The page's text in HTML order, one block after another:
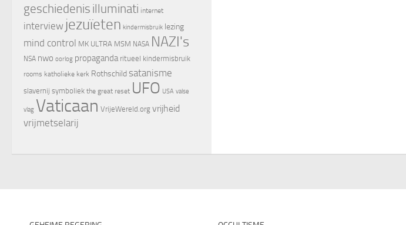
geschiedenis illuminati internet
interview jezuïeten kindermisbruik lezing
mind control MK ULTRA MSM NASA NAZI's
NSA nwo oorlog propaganda ritueel kindermisbruik
rooms katholieke kerk Rothschild satanisme
slavernij symboliek the great reset UFO USA valse
vlag Vaticaan VrijeWereld.org vrijheid
vrijmetselarij